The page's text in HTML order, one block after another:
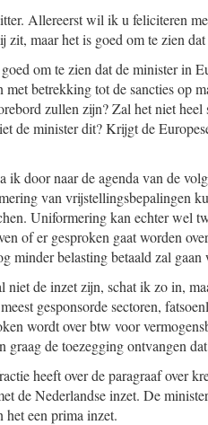
Allereerst wil ik u feliciteren
zit, maar het is goed om te zien
om te zien dat de minister in
met betrekking tot de sancties op
zullen zijn? Zal het niet
de minister dit? Krijgt de
ik door naar de agenda van de
van vrijstellingsbepalingen
Uniformering kan echter wel
of er gesproken gaat worden
minder belasting betaald zal gaan
niet de inzet zijn, schat ik zo in,
gesponsorde sectoren,
wordt over btw voor
graag de toezegging ontvangen
heeft over de paragraaf over
de Nederlandse inzet. De
het een prima inzet.